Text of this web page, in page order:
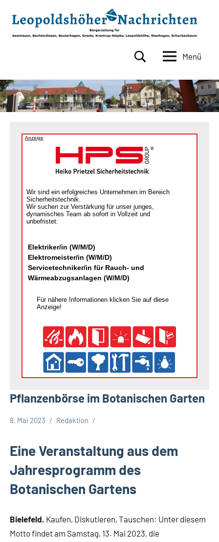
Inhalt
springen
Nachrichten
Asemissen,
Bechterdissen,
Bexterhagen,
Krentrup-
Menü
Anzeige
Wir sind ein erfolgreiches Unternehmen im Bereich
Sicherheitstechnik.
Wir suchen zur Verstärkung für unser junges,
dynamisches Team ab sofort in Vollzeit und
unbefristet:
Elektriker/in (W/M/D)
Elektromeister/in (W/M/D)
Servicetechniker/in für Rauch- und
Wärmeabzugsanlagen (W/M/D)
Für nähere Informationen klicken Sie auf diese
Anzeige!
Pflanzenbörse im Botanischen Garten
Veranstaltungen
8. Mai 2023 Redaktion
Eine Veranstaltung aus dem
Jahresprogramm des
Botanischen Gartens
Bielefeld. Kaufen, Diskutieren, Tauschen: Unter diesem
Motto findet am Samstag, 13. Mai 2023, die